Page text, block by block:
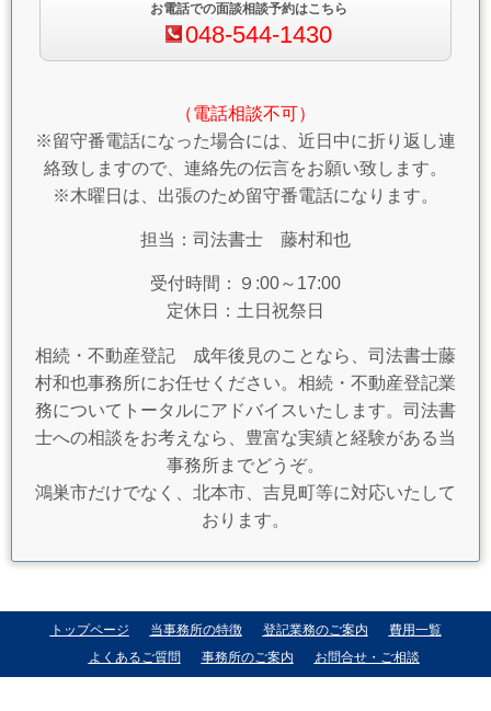
お電話での面談相談予約はこちら
048-544-1430
（電話相談不可）
※留守番電話になった場合には、近日中に折り返し連
絡致しますので、連絡先の伝言をお願い致します。
※木曜日は、出張のため留守番電話になります。
担当：司法書士 藤村和也
受付時間：９:00～17:00
定休日：土日祝祭日
相続・不動産登記 成年後見のことなら、司法書士藤
村和也事務所にお任せください。相続・不動産登記業
務についてトータルにアドバイスいたします。司法書
士への相談をお考えなら、豊富な実績と経験がある当
事務所までどうぞ。
鴻巣市だけでなく、北本市、吉見町等に対応いたして
おります。
トップページ 当事務所の特徴 登記業務のご案内
費用一覧
よくあるご質問
事務所のご案内 お問合せ・ご相談